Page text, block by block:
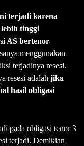
terjadi karena
tinggi
AS bertenor
menggunakan
terjadinya resesi.
resesi adalah jika
hasil obligasi
pada obligasi tenor 3
terjadi. Demikian